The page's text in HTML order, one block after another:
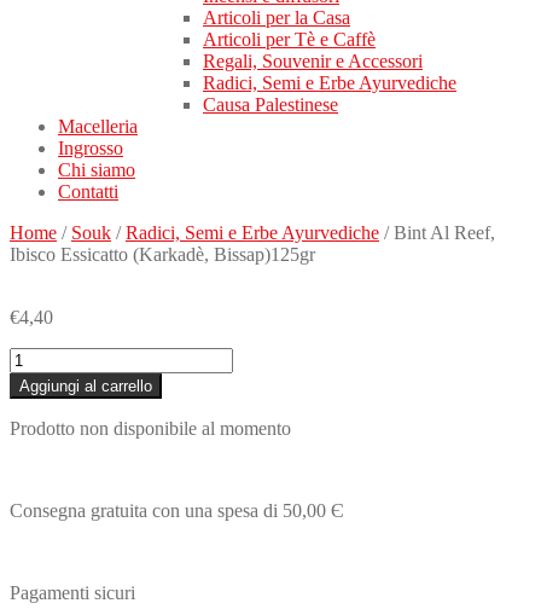
Articoli per la Casa
Articoli per Tè e Caffè
Regali, Souvenir e Accessori
Radici, Semi e Erbe Ayurvediche
Causa Palestinese
Macelleria
Ingrosso
Chi siamo
Contatti
Home / Souk /Radici, Semi e Erbe Ayurvediche / Bint Al Reef,
Ibisco Essicatto (Karkadè, Bissap)125gr
€4,40
Bint
Al
Reef,
Ibisco
quantità
Aggiungi al carrello
Prodotto non disponibile al momento
Consegna gratuita con una spesa di 50,00 Є
Pagamenti sicuri